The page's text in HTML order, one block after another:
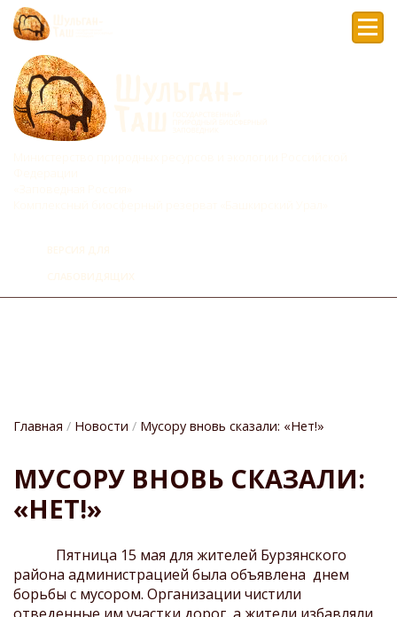
СТРОКА
НАВИГАЦИИ
Главная Новости Мусору вновь сказали: «Нет!»
МУСОРУ ВНОВЬ СКАЗАЛИ:
«НЕТ!»
Пятница 15 мая для жителей Бурзянского
района администрацией была объявлена днем
борьбы с мусором. Организации чистили
отведенные им участки дорог, а жители избавляли